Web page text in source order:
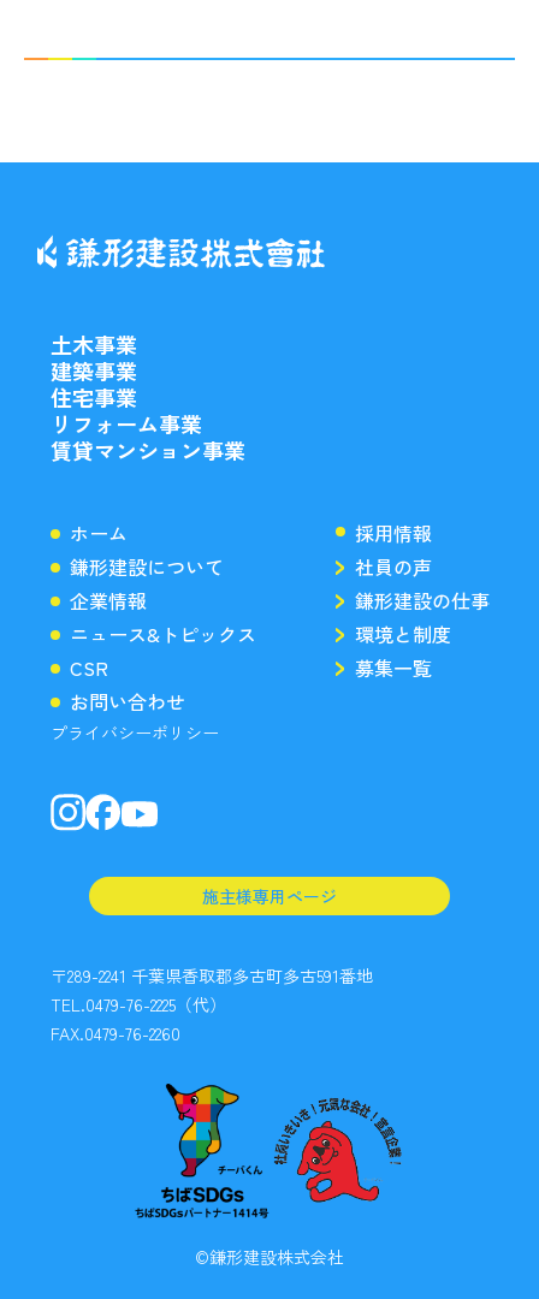
土木事業
建築事業
住宅事業
リフォーム事業
賃貸マンション事業
ホーム
鎌形建設について
企業情報
ニュース&トピックス
CSR
お問い合わせ
プライバシーポリシー
採用情報
社員の声
鎌形建設の仕事
環境と制度
募集一覧
施主様専用ページ
〒289-2241 千葉県香取郡多古町多古591番地
TEL.0479-76-2225（代）
FAX.0479-76-2260
©鎌形建設株式会社